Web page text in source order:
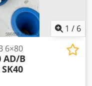
1 / 6
6×80
B